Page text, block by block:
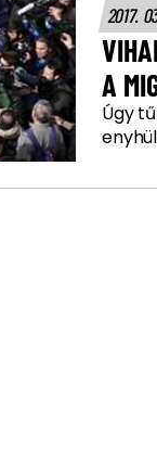
2017.
A
Úgy